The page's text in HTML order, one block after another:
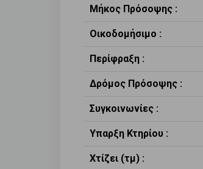
Μήκος Πρόσοψης :
Οικοδομήσιμο :
Περίφραξη :
Δρόμος Πρόσοψης :
Συγκοινωνίες :
Υπαρξη Κτηρίου :
Χτίζει (τμ) :